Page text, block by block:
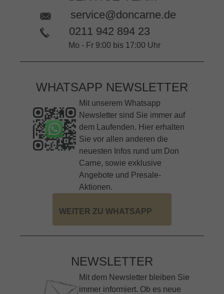
service@doncarne.de
0211 942 894 23
Mo - Fr 9:00 bis 17:00 Uhr
WHATSAPP NEWSLETTER
Mit unserem Whatsapp
Newsletter sind Sie immer auf
dem Laufenden. Hier erhalten
Sie vor allen anderen die
neuesten Infos rund um Don
Carne, sowie exklusive
Angebote und Presale-
Aktionen.
WEITER ZU WHATSAPP
NEWSLETTER
Mit dem Newsletter bleiben Sie
immer informiert. Ob es neue